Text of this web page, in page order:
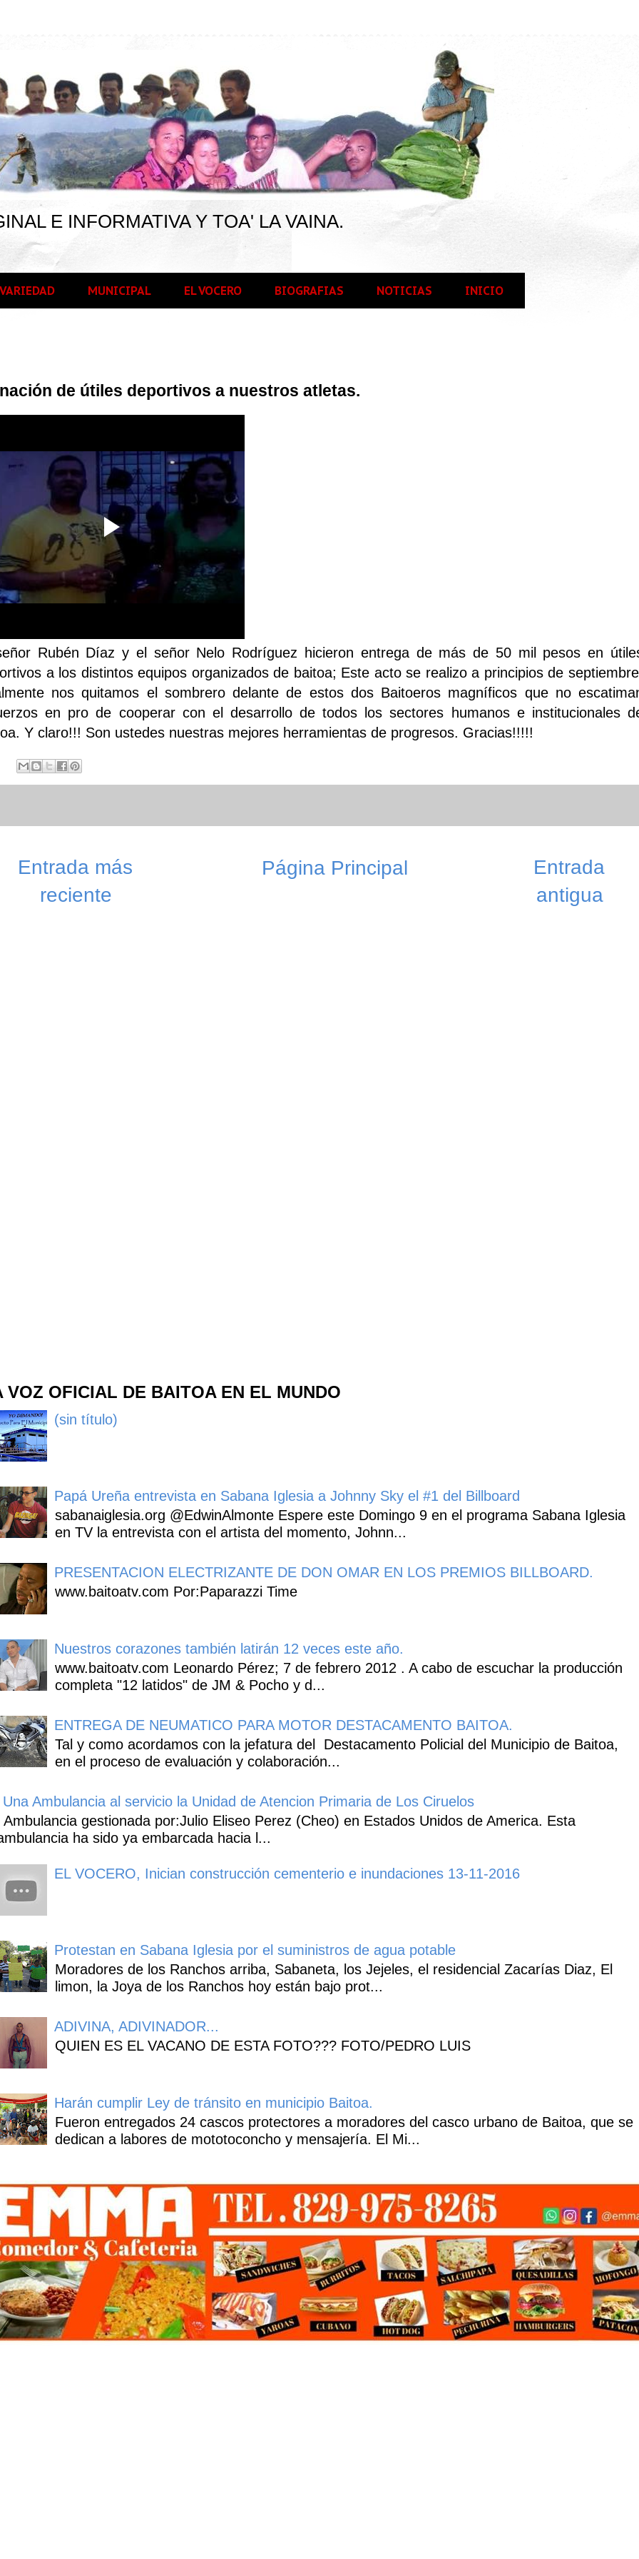
E INFORMATIVA Y TOA' LA VAINA.
VARIEDAD MUNICIPAL EL VOCERO BIOGRAFIAS NOTICIAS INICIO
de útiles deportivos a nuestros atletas.
Rubén Díaz y el señor Nelo Rodríguez hicieron entrega de más de 50 mil pesos en
a los distintos equipos organizados de baitoa; Este acto se realizo a principios de
nos quitamos el sombrero delante de estos dos Baitoeros magníficos que no
en pro de cooperar con el desarrollo de todos los sectores humanos e institucionales
Y claro!!! Son ustedes nuestras mejores herramientas de progresos. Gracias!!!!!
Entrada más
reciente
Entrada
antigua
Página Principal
VOZ OFICIAL DE BAITOA EN EL MUNDO
(sin título)
Papá Ureña entrevista en Sabana Iglesia a Johnny Sky el #1 del Billboard
sabanaiglesia.org @EdwinAlmonte Espere este Domingo 9 en el programa Sabana Iglesia
en TV la entrevista con el artista del momento, Johnn...
PRESENTACION ELECTRIZANTE DE DON OMAR EN LOS PREMIOS BILLBOARD.
www.baitoatv.com Por:Paparazzi Time
Nuestros corazones también latirán 12 veces este año.
www.baitoatv.com Leonardo Pérez; 7 de febrero 2012 . A cabo de escuchar la producción
completa "12 latidos" de JM & Pocho y d...
ENTREGA DE NEUMATICO PARA MOTOR DESTACAMENTO BAITOA.
Tal y como acordamos con la jefatura del Destacamento Policial del Municipio de Baitoa,
en el proceso de evaluación y colaboración...
Una Ambulancia al servicio la Unidad de Atencion Primaria de Los Ciruelos
Ambulancia gestionada por:Julio Eliseo Perez (Cheo) en Estados Unidos de America. Esta
ha sido ya embarcada hacia l...
EL VOCERO, Inician construcción cementerio e inundaciones 13-11-2016
Protestan en Sabana Iglesia por el suministros de agua potable
Moradores de los Ranchos arriba, Sabaneta, los Jejeles, el residencial Zacarías Diaz, El
limon, la Joya de los Ranchos hoy están bajo prot...
ADIVINA, ADIVINADOR...
QUIEN ES EL VACANO DE ESTA FOTO??? FOTO/PEDRO LUIS
Harán cumplir Ley de tránsito en municipio Baitoa.
Fueron entregados 24 cascos protectores a moradores del casco urbano de Baitoa, que se
dedican a labores de mototoconcho y mensajería. El Mi...